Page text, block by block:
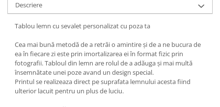
Descriere
Tablou lemn cu sevalet personalizat cu poza ta
Cea mai bună metodă de a retrăi o amintire și de a ne bucura de
ea în fiecare zi este prin imortalizarea ei în format fizic prin
fotografii. Tabloul din lemn are rolul de a adăuga și mai multă
însemnătate unei poze avand un design special.
Printul se realizeaza direct pe suprafata lemnului acesta fiind
ulterior lacuit pentru un plus de luciu.